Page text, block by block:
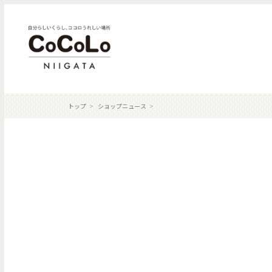
トップ ショップニュース